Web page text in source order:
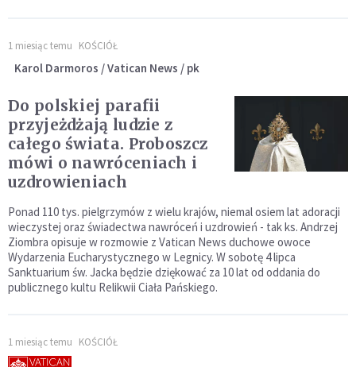
1 miesiąc temu KOŚCIÓŁ
Karol Darmoros / Vatican News / pk
Do polskiej parafii
przyjeżdżają ludzie z
całego świata. Proboszcz
mówi o nawróceniach i
uzdrowieniach
Ponad 110 tys. pielgrzymów z wielu krajów, niemal osiem lat adoracji
wieczystej oraz świadectwa nawróceń i uzdrowień - tak ks. Andrzej
Ziombra opisuje w rozmowie z Vatican News duchowe owoce
Wydarzenia Eucharystycznego w Legnicy. W sobotę 4 lipca
Sanktuarium św. Jacka będzie dziękować za 10 lat od oddania do
publicznego kultu Relikwii Ciała Pańskiego.
1 miesiąc temu KOŚCIÓŁ